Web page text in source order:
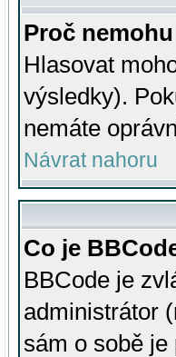
Proč
Hlasovat
výsledky).
nemáte
Návrat nahoru
Co je
BBCode je
administrátor
sám o sobě